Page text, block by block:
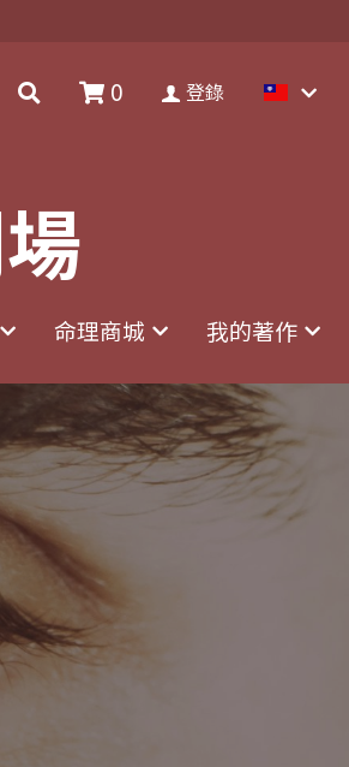
命理商城 我的著作
0 登錄
命理商城 我的著作
0 登錄